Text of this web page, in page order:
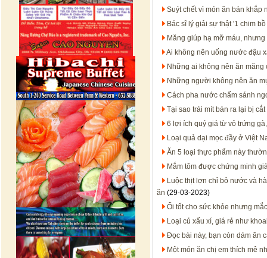
Suýt chết vì món ăn bán khắp
Bác sĩ lý giải sự thật '1 chim
Măng giúp hạ mỡ máu,
Ai không nên uống nước đậu
Những ai không nên ăn măng
Những người không nên ăn
Cách pha nước chấm sánh
Tại sao trái mít bán ra lại bị
6 lợi ích quý giá từ vỏ trứng
Loại quả dại mọc đầy ở Việt
Ăn 5 loại thực phẩm này
Mắm tôm được chứng minh
Luộc thịt lợn chỉ bỏ nước và
ăn (29-03-2023)
Ổi tốt cho sức khỏe nhưng
Loại củ xấu xí, giá rẻ như
Đọc bài này, bạn còn dám ăn
Một món ăn chị em thích mê